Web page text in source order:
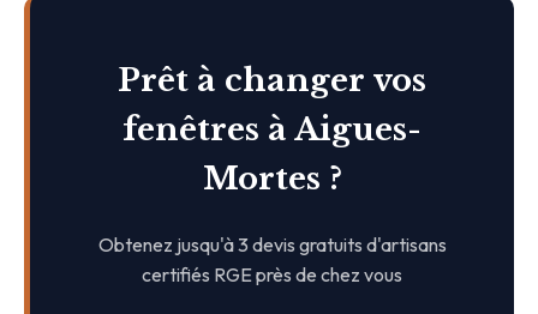
Prêt à changer vos
fenêtres à Aigues-
Mortes ?
Obtenez jusqu'à 3 devis gratuits d'artisans
certifiés RGE près de chez vous